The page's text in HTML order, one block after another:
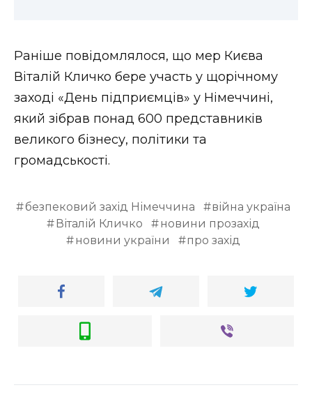
Раніше повідомлялося, що мер Києва
Віталій Кличко бере участь у щорічному
заході «День підприємців» у Німеччині,
який зібрав понад 600 представників
великого бізнесу, політики та
громадськості.
безпековий захід Німеччина
війна україна
Віталій Кличко
новини прозахід
новини україни
про захід